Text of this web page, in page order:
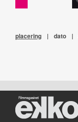
placering | dato |